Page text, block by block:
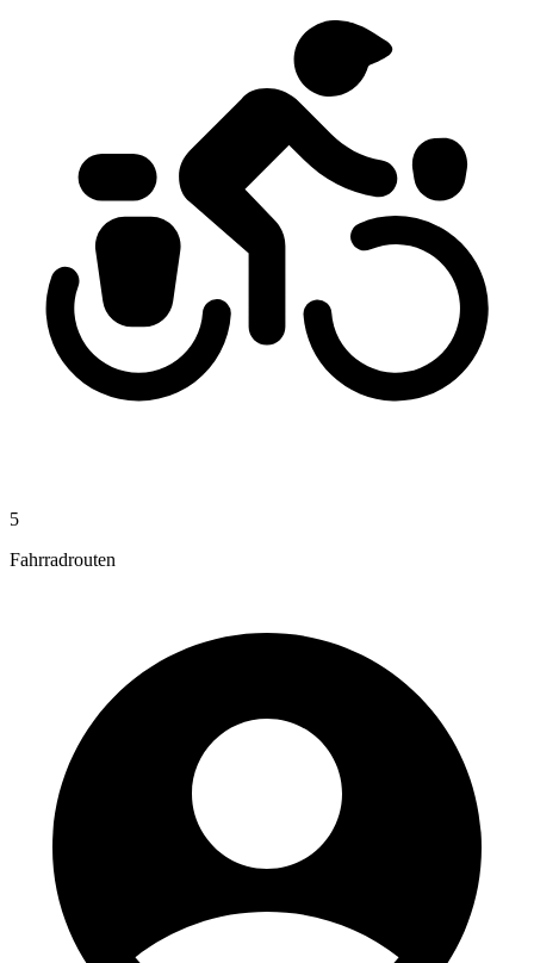
5
Fahrradrouten